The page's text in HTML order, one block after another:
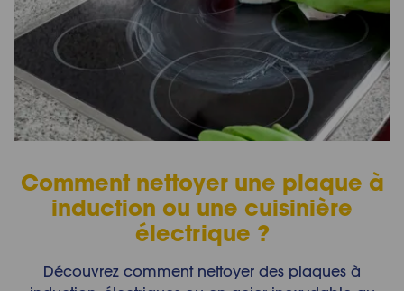
Comment nettoyer une plaque à
induction ou une cuisinière
électrique ?
Découvrez comment nettoyer des plaques à